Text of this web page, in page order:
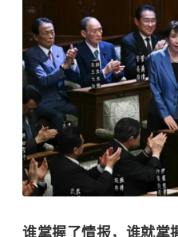
谁掌握了情报，谁就掌